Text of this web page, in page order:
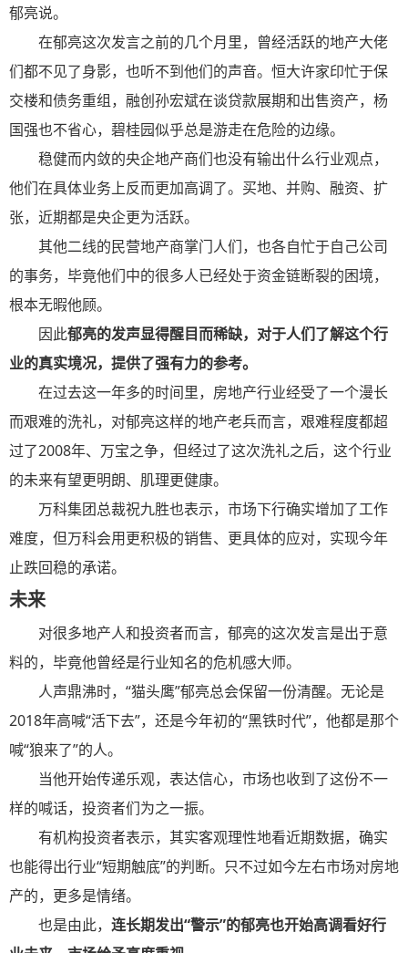
郁亮说。
在郁亮这次发言之前的几个月里，曾经活跃的地产大佬
们都不见了身影，也听不到他们的声音。恒大许家印忙于保
交楼和债务重组，融创孙宏斌在谈贷款展期和出售资产，杨
国强也不省心，碧桂园似乎总是游走在危险的边缘。
稳健而内敛的央企地产商们也没有输出什么行业观点，
他们在具体业务上反而更加高调了。买地、并购、融资、扩
张，近期都是央企更为活跃。
其他二线的民营地产商掌门人们，也各自忙于自己公司
的事务，毕竟他们中的很多人已经处于资金链断裂的困境，
根本无暇他顾。
因此郁亮的发声显得醒目而稀缺，对于人们了解这个行
业的真实境况，提供了强有力的参考。
在过去这一年多的时间里，房地产行业经受了一个漫长
而艰难的洗礼，对郁亮这样的地产老兵而言，艰难程度都超
过了2008年、万宝之争，但经过了这次洗礼之后，这个行业
的未来有望更明朗、肌理更健康。
万科集团总裁祝九胜也表示，市场下行确实增加了工作
难度，但万科会用更积极的销售、更具体的应对，实现今年
止跌回稳的承诺。
未来
对很多地产人和投资者而言，郁亮的这次发言是出于意
料的，毕竟他曾经是行业知名的危机感大师。
人声鼎沸时，“猫头鹰”郁亮总会保留一份清醒。无论是
2018年高喊“活下去”，还是今年初的“黑铁时代”，他都是那个
喊“狼来了”的人。
当他开始传递乐观，表达信心，市场也收到了这份不一
样的喊话，投资者们为之一振。
有机构投资者表示，其实客观理性地看近期数据，确实
也能得出行业“短期触底”的判断。只不过如今左右市场对房地
产的，更多是情绪。
也是由此， 连长期发出“警示”的郁亮也开始高调看好行